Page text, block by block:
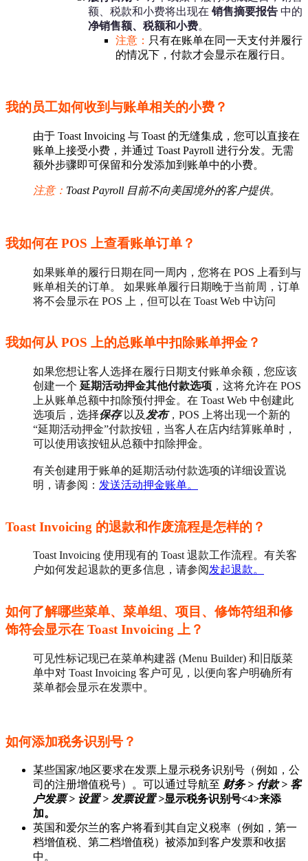
额、税款和小费将出现在销售摘要报告 中的
净销售额、 税额和小费。
注意： 只有在账单在同一天支付并履行
的情况下，付款才会显示在履行日。
我的员工如何收到与账单相关的小费？
由于 Toast Invoicing 与 Toast 的无缝集成，您可以直接在
账单上接受小费，并通过 Toast Payroll 进行分发。无需
额外步骤即可保留和分发添加到账单中的小费。
注意： Toast Payroll 目前不向美国境外的客户提供。
我如何在 POS 上查看账单订单？
如果账单的履行日期在同一周内，您将在 POS 上看到与
账单相关的订单。 如果账单履行日期晚于当前周，订单
将不会显示在 POS 上，但可以在 Toast Web 中访问
我如何从 POS 上的总账单中扣除账单押金？
如果您想让客人选择在履行日期支付账单余额，您应该
创建一个 延期活动押金其他付款选项 ，这将允许在 POS
上从账单总额中扣除预付押金。在 Toast Web 中创建此
选项后，选择保存以及 发布，POS 上将出现一个新的
“延期活动押金”付款按钮，当客人在店内结算账单时，
可以使用该按钮从总额中扣除押金。
有关创建用于账单的延期活动付款选项的详细设置说
明，请参阅： 发送活动押金账单。
Toast Invoicing 的退款和作废流程是怎样的？
Toast Invoicing 使用现有的 Toast 退款工作流程。 有关客
户如何发起退款的更多信息，请参阅发起退款。
如何了解哪些菜单、菜单组、项目、修饰符组和修
饰符会显示在 Toast Invoicing 上？
可见性标记现已在菜单构建器 (Menu Builder) 和旧版菜
单中对 Toast Invoicing 客户可见，以便向客户明确所有
菜单都会显示在发票中。
如何添加税务识别号？
某些国家/地区要求在发票上显示税务识别号（例如，公
司的注册增值税号）。可以通过导航至 财务 > 付款 > 客
户发票 > 设置 > 发票设置 >显示税务识别号<4>来添
加。
英国和爱尔兰的客户将看到其自定义税率（例如，第一
档增值税、第二档增值税）被添加到客户发票和收据
中。